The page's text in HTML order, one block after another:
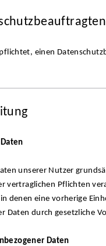
einen
unserer Nutzer
vertraglichen Pflichten
denen eine vorherige
Daten durch gesetzliche
Daten